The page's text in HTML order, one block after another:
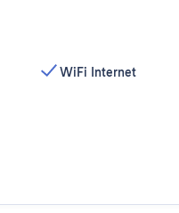
WiFi Internet